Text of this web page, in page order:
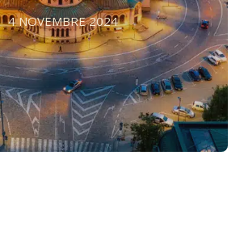
4 NOVEMBRE 2024